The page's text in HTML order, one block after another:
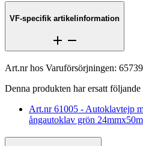
VF-specifik artikelinformation
Art.nr hos Varuförsörjningen: 65739
Denna produkten har ersatt
Art.nr 61005 - Autoklavtejp
ångautoklav grön 24mmx50m